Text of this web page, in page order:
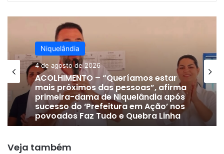
Niquelândia
4 de agosto de 2026
ACOLHIMENTO – “Queríamos estar
mais próximos das pessoas”, afirma
primeira-dama de Niquelândia após
sucesso do ‘Prefeitura em Ação’ nos
povoados Faz Tudo e Quebra Linha
Veja também